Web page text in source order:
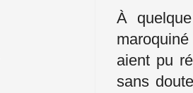
À
aient pu
sans